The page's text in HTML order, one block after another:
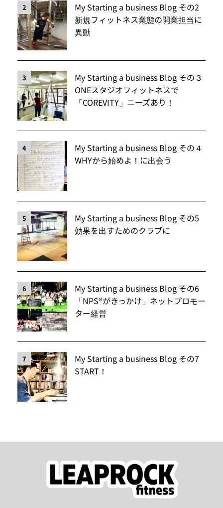
2
My Starting a business Blog その2
新規フィットネス業態の開業担当に
異動
3
My Starting a business Blog その３
ONEスタジオフィットネスで
「COREVITY」ニーズあり！
4
My Starting a business Blog その４
WHYから始めよ！に出会う
5
My Starting a business Blog その5
効果を出すためのクラブに
6
My Starting a business Blog その6
「NPS®️がきっかけ」ネットプロモー
ター経営
7
My Starting a business Blog その7
START！